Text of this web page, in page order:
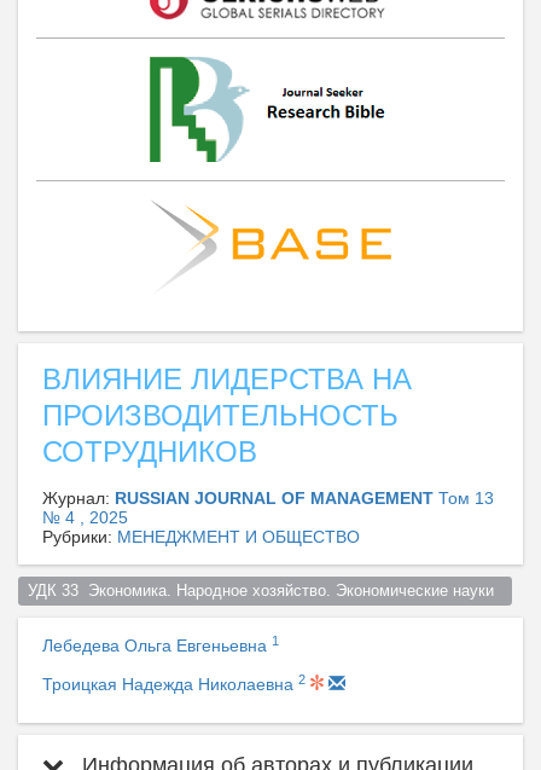
ВЛИЯНИЕ ЛИДЕРСТВА НА
ПРОИЗВОДИТЕЛЬНОСТЬ
СОТРУДНИКОВ
Журнал: RUSSIAN JOURNAL OF MANAGEMENT Том 13
№ 4 , 2025
Рубрики: МЕНЕДЖМЕНТ И ОБЩЕСТВО
УДК 33  Экономика. Народное хозяйство. Экономические науки
Лебедева Ольга Евгеньевна 1
Троицкая Надежда Николаевна 2
Информация об авторах и публикации